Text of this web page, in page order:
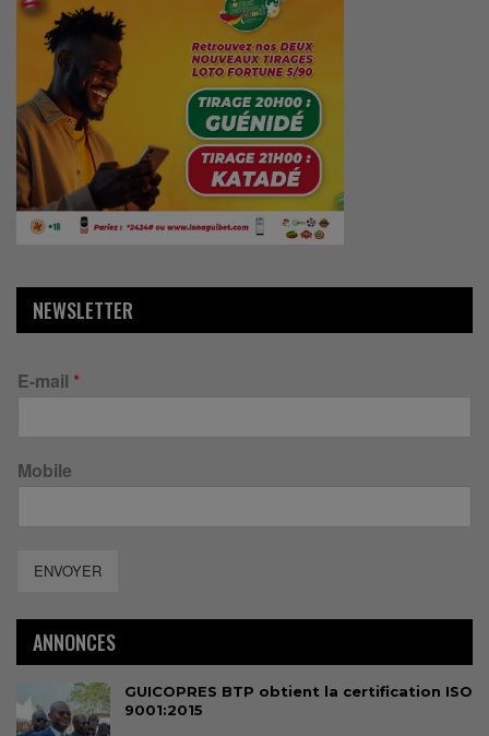
NEWSLETTER
E-mail *
Mobile
ENVOYER
ANNONCES
GUICOPRES BTP obtient la certification ISO
9001:2015